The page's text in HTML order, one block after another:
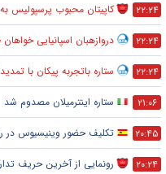
۲۲:۲۴ کاپیتان محبوب پرسپولیس
۲۲:۲۴ دروازهبان اسپانیایی خواهان
۲۲:۲۴ ستاره باتجربه پیکان با
۲۱:۰۶ ستاره اینترمیلان مصدوم شد
۲۰:۴۵ تکلیف حضور وینیسیوس
۲۰:۲۴ رونمایی از آخرین حریف